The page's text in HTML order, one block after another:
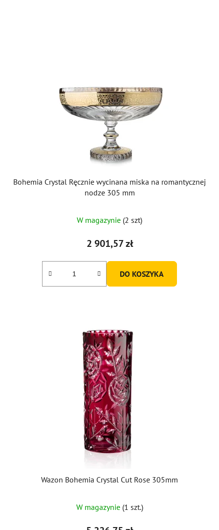
Bohemia Crystal Ręcznie wycinana miska na romantycznej
nodze 305 mm
W magazynie (2 szt)
2 901,57 zł
DO KOSZYKA
Wazon Bohemia Crystal Cut Rose 305mm
W magazynie (1 szt.)